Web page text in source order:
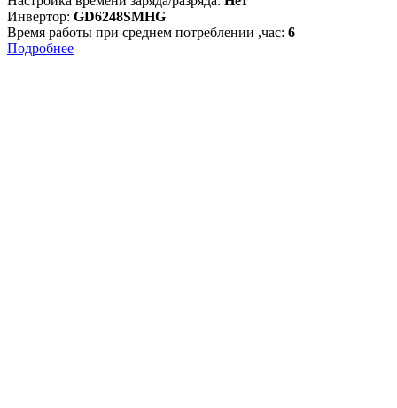
Инвертор: GD6248SMHG
Время работы при среднем потреблении ,час: 6
Подробнее